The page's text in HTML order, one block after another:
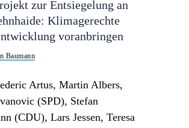
zur Entsiegelung an
Klimagerechte
voranbringen
Baumann
Artus, Martin Albers,
(SPD), Stefan
(CDU), Lars Jessen, Teresa